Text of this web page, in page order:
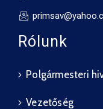
Rólunk
Polgármesteri
Vezetőség